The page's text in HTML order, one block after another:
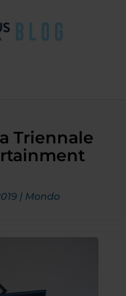
Triennale
| Mondo